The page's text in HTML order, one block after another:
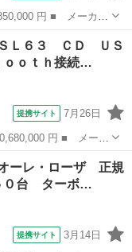
グレード名： Ｗ
ン パワーステアリ
ＳＬ６３ ＣＤ ＵＳ
ｏｔｈ接続…
提携サイト 7月26日
■ グレード名： Ｓ
ｔｈ接続 バックカ
ーレ・ローザ 正規
０台 ターボ…
提携サイト 3月14日